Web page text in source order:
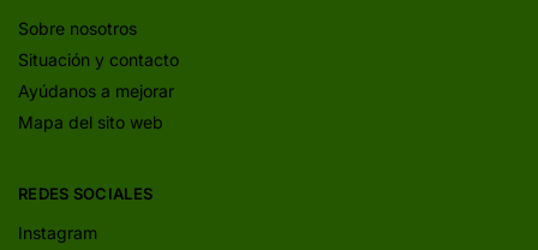
Sobre nosotros
Situación y contacto
Ayúdanos a mejorar
Mapa del sito web
REDES SOCIALES
Instagram